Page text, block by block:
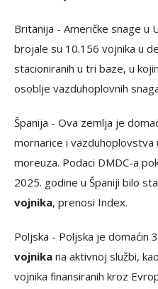
Britanija - Američke snage u
brojale su 10.156 vojnika u
stacioniranih u tri baze, u
osoblje vazduhoplovnih
Španija - Ova zemlja je
mornarice i vazduhoplovstva
moreuza. Podaci DMDC-a
2025. godine u Španiji bilo
vojnika, prenosi Index.
Poljska - Poljska je domaćin
vojnika na aktivnoj službi,
vojnika finansiranih kroz